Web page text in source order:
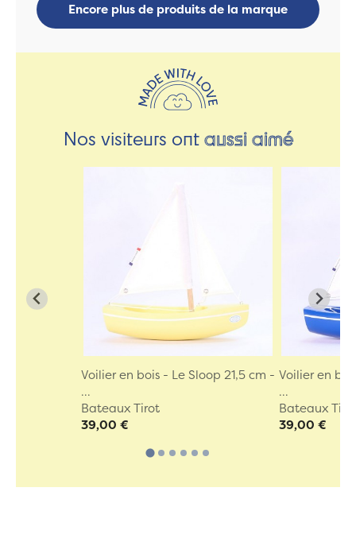
Encore plus de produits de la marque
Nos visiteurs ontaussi aimé
Voilier en bois - Le Sloop 21,5 cm -
...
Bateaux Tirot
39,00 €
Voilier en
...
Bateaux
39,00 €